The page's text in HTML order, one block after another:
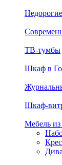
ТВ-тумбы
Шкаф в
Шкаф-
Мебель из